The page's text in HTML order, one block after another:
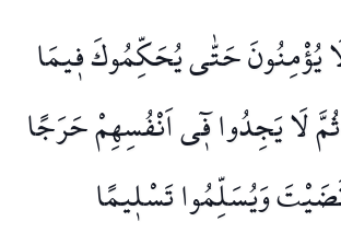
يُؤْمِنُونَ حَتّٰى يُحَكِّمُوكَ ف۪يمَا
لَا يَجِدُوا ف۪ٓي اَنْفُسِهِمْ حَرَجًا
وَيُسَلِّمُوا تَسْل۪يمًا